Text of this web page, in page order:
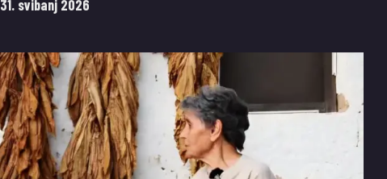
31. svibanj 2026